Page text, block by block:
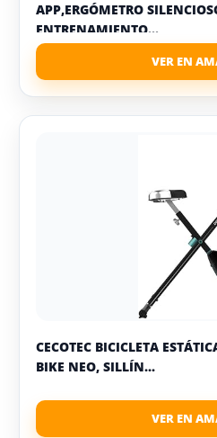
APP,ERGÓMETRO
ENTRENAMIENTO...
CECOTEC BICICLETA
BIKE NEO, SILLÍN...